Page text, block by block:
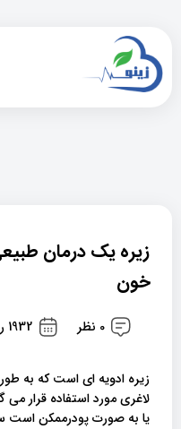
زیره یک درمان
خون
0 نظر 1932 روز پیش
زیره ادویه ای است که به
لاغری مورد استفاده قرار
یا به صورت پودرممکن است